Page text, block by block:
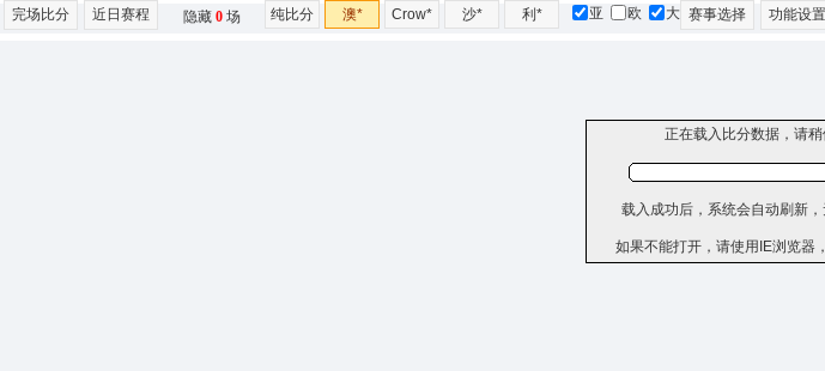
正在载入比分数据，请
载入成功后，系统会自动刷新
如果不能打开，请使用IE浏览器
完场比分 近日赛程 隐藏 0 场 纯比分 澳* Crow* 沙* 利* 亚 欧 大 赛事选择 功能设置